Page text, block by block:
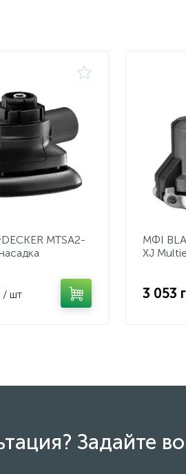
MTSA2-
/ шт
МФІ
XJ
3 053
Задайте